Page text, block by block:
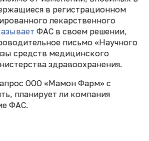
в регистрационном
лекарственного
ФАС в своем решении,
письмо «Научного
средств медицинского
здравоохранения.
ООО «Мамон Фарм» с
планирует ли компания
ФАС.